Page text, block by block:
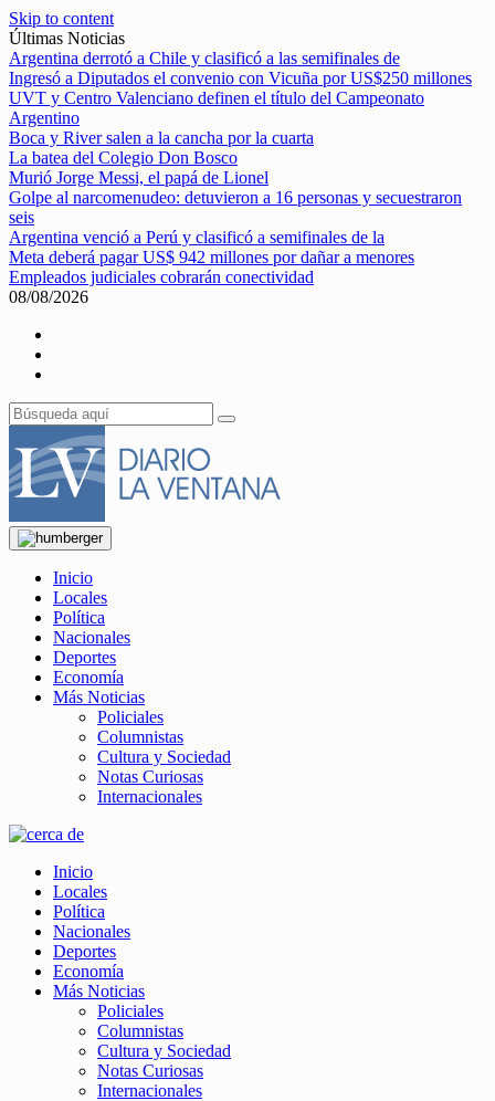
Skip to content
Últimas Noticias
Argentina derrotó a Chile y clasificó a las semifinales de
Ingresó a Diputados el convenio con Vicuña por US$250 millones
UVT y Centro Valenciano definen el título del Campeonato
Argentino
Boca y River salen a la cancha por la cuarta
La batea del Colegio Don Bosco
Murió Jorge Messi, el papá de Lionel
Golpe al narcomenudeo: detuvieron a 16 personas y secuestraron
seis
Argentina venció a Perú y clasificó a semifinales de la
Meta deberá pagar US$ 942 millones por dañar a menores
Empleados judiciales cobrarán conectividad
08/08/2026
Inicio
Locales
Política
Nacionales
Deportes
Economía
Más Noticias
Policiales
Columnistas
Cultura y Sociedad
Notas Curiosas
Internacionales
Inicio
Locales
Política
Nacionales
Deportes
Economía
Más Noticias
Policiales
Columnistas
Cultura y Sociedad
Notas Curiosas
Internacionales